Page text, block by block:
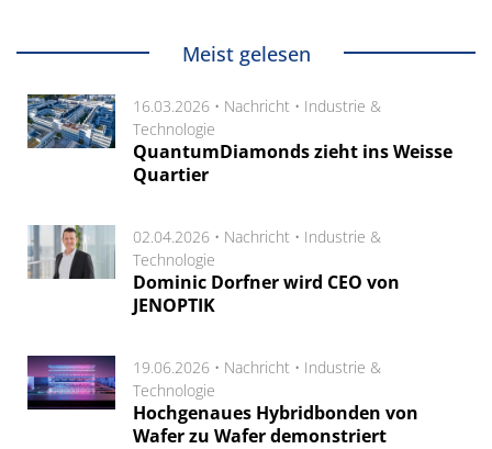
Meist gelesen
16.03.2026 • Nachricht • Industrie &
Technologie
QuantumDiamonds zieht ins Weisse
Quartier
02.04.2026 • Nachricht • Industrie &
Technologie
Dominic Dorfner wird CEO von
JENOPTIK
19.06.2026 • Nachricht • Industrie &
Technologie
Hochgenaues Hybridbonden von
Wafer zu Wafer demonstriert